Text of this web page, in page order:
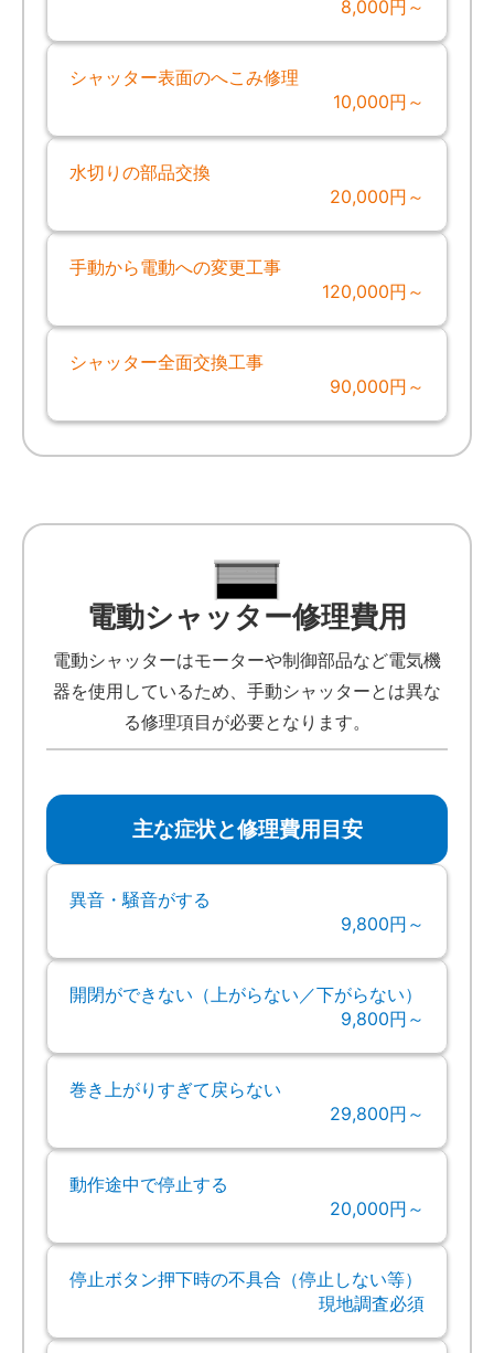
8,000円～
シャッター表面のへこみ修理
10,000円～
水切りの部品交換
20,000円～
手動から電動への変更工事
120,000円～
シャッター全面交換工事
90,000円～
電動シャッター修理費用
電動シャッターはモーターや制御部品など電気機
器を使用しているため、手動シャッターとは異な
る修理項目が必要となります。
主な症状と修理費用目安
異音・騒音がする
9,800円～
開閉ができない（上がらない／下がらない）
9,800円～
巻き上がりすぎて戻らない
29,800円～
動作途中で停止する
20,000円～
停止ボタン押下時の不具合（停止しない等）
現地調査必須